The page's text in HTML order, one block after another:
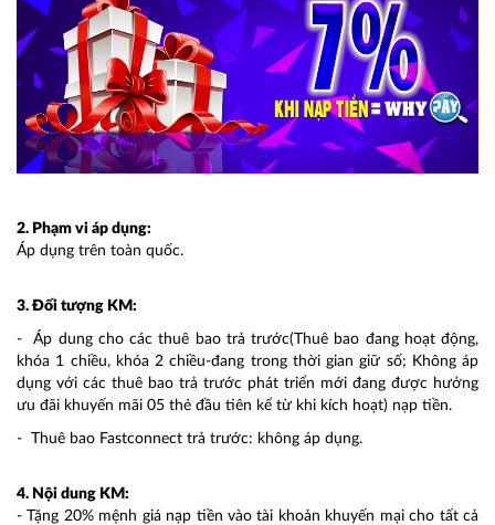
2. Phạm vi áp dụng:
Áp dụng trên toàn quốc.
3. Đối tượng KM:
- Áp dung cho các thuê bao trả trước(Thuê bao đang hoạt động,
khóa 1 chiều, khóa 2 chiều-đang trong thời gian giữ số; Không áp
dụng với các thuê bao trả trước phát triển mới đang được hưởng
ưu đãi khuyến mãi 05 thẻ đầu tiên kể từ khi kích hoạt) nạp tiền.
- Thuê bao Fastconnect trả trước: không áp dụng.
4. Nội dung KM:
- Tặng 20% mệnh giá nạp tiền vào tài khoản khuyến mại cho tất cả